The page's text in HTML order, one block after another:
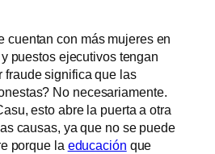
cuentan con más mujeres en
puestos ejecutivos tengan
fraude significa que las
No necesariamente.
esto abre la puerta a otra
causas, ya que no se puede
porque la educación que